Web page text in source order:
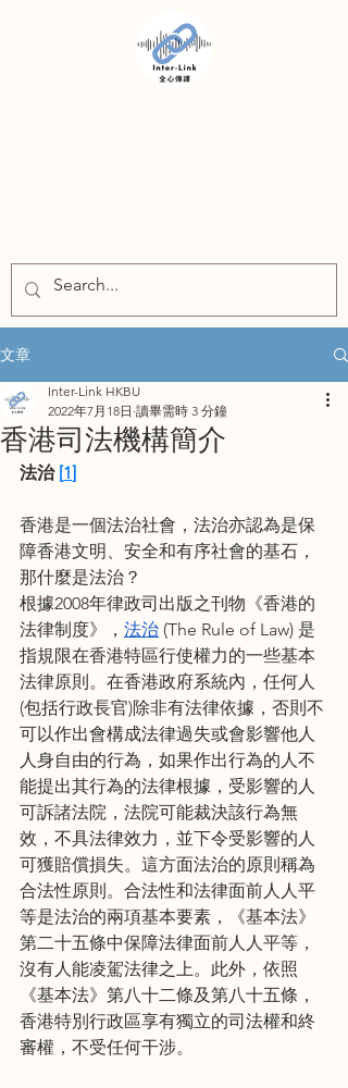
文章
香港司法機構簡介
Inter-Link HKBU
2022年7月18日 讀畢需時 3 分鐘
法治 [1]
香港是一個法治社會，法治亦認為是保
障香港文明、安全和有序社會的基石，
那什麼是法治？
根據2008年律政司出版之刊物《香港的
法律制度》， 法治 (The Rule of Law) 是
指規限在香港特區行使權力的一些基本
法律原則。在香港政府系統內，任何人
(包括行政長官)除非有法律依據，否則不
可以作出會構成法律過失或會影響他人
人身自由的行為，如果作出行為的人不
能提出其行為的法律根據，受影響的人
可訴諸法院，法院可能裁決該行為無
效，不具法律效力，並下令受影響的人
可獲賠償損失。這方面法治的原則稱為
合法性原則。合法性和法律面前人人平
等是法治的兩項基本要素，《基本法》
第二十五條中保障法律面前人人平等，
沒有人能凌駕法律之上。此外，依照
《基本法》第八十二條及第八十五條，
香港特別行政區享有獨立的司法權和終
審權，不受任何干涉。